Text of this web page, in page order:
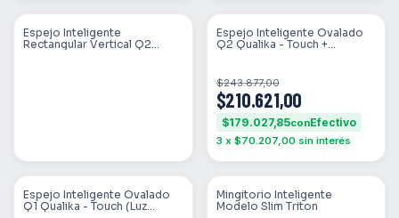
SIN STOCK
Espejo Inteligente
Rectangular Vertical Q2
SIN STOCK
Espejo Inteligente Ovalado
Q2 Qualika - Touch +
$210.621,00
$243.877,00
$179.027,85con
3 x $70.207,00 sin interés
SIN STOCK
Espejo Inteligente Ovalado
Q1 Qualika - Touch (Luz
SIN STOCK
Mingitorio Inteligente
Modelo Slim Triton